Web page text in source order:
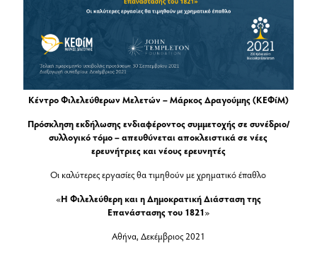
Κέντρο Φιλελεύθερων Μελετών – Μάρκος Δραγούμης (ΚΕΦίΜ)
Πρόσκληση εκδήλωσης ενδιαφέροντος συμμετοχής σε συνέδριο/
συλλογικό τόμο – απευθύνεται αποκλειστικά σε νέες
ερευνήτριες και νέους ερευνητές
Οι καλύτερες εργασίες θα τιμηθούν με χρηματικό έπαθλο
«Η Φιλελεύθερη και η Δημοκρατική Διάσταση της
Επανάστασης του 1821»
Αθήνα, Δεκέμβριος 2021